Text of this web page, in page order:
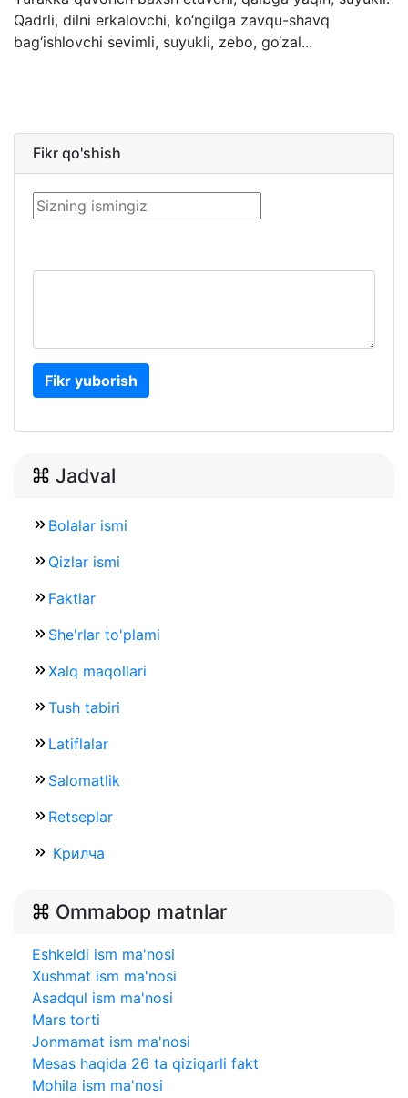
Qadrli, dilni erkalovchi, ko‘ngilga zavqu-shavq
bag‘ishlovchi sevimli, suyukli, zebo, go‘zal...
Fikr qo'shish
Fikr yuborish
Jadval
Bolalar ismi
Qizlar ismi
Faktlar
She'rlar to'plami
Xalq maqollari
Tush tabiri
Latiflalar
Salomatlik
Retseplar
Крилча
Ommabop matnlar
Eshkeldi ism ma'nosi
Xushmat ism ma'nosi
Asadqul ism ma'nosi
Mars torti
Jonmamat ism ma'nosi
Mesas haqida 26 ta qiziqarli fakt
Mohila ism ma'nosi